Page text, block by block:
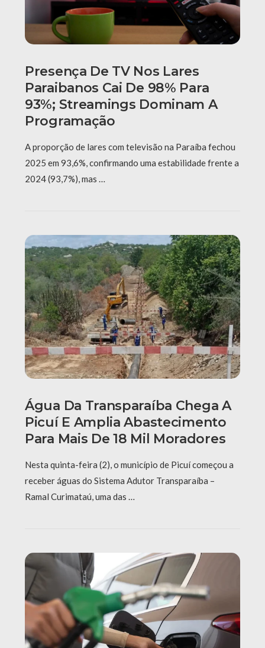
Presença De TV Nos Lares
Paraibanos Cai De 98% Para
93%; Streamings Dominam A
Programação
A proporção de lares com televisão na Paraíba fechou
2025 em 93,6%, confirmando uma estabilidade frente a
2024 (93,7%), mas …
Água Da Transparaíba Chega A
Picuí E Amplia Abastecimento
Para Mais De 18 Mil Moradores
Nesta quinta-feira (2), o município de Picuí começou a
receber águas do Sistema Adutor Transparaíba –
Ramal Curimataú, uma das …